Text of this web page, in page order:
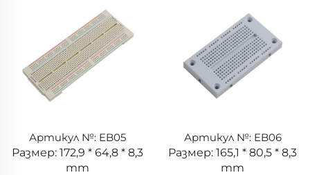
Артикул №: EB05
Размер: 172,9 * 64,8 * 8,3
mm
Артикул №: EB06
Размер: 165,1 * 80,5 * 8,3
mm